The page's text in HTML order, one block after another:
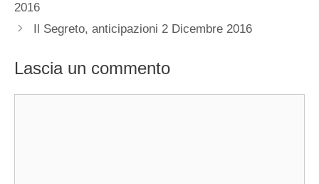
2016
Il Segreto, anticipazioni 2 Dicembre 2016
Lascia un commento